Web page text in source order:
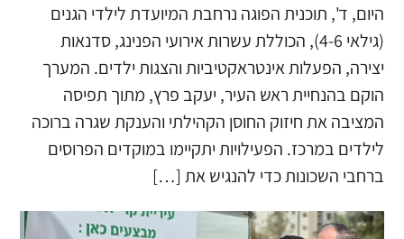
היום, ד', תוכנית הפוגה נרחבת המיועדת לילדי הגנים
(גילאי 4-6), הכוללת עשרות אירועי הפנינג, סדנאות
יצירה, הפעלות אינטראקטיביות והצגות ילדים. המערך
הוקם בהנחיית ראש העיר, יעקב פרץ, מתוך תפיסה
המציבה את חיזוק החוסן הקהילתי והענקת שגרה ברוכה
לילדים במרכז. הפעילויות יתקיימו במוקדים הפרוסים
ברחבי השכונות כדי להנגיש את […]